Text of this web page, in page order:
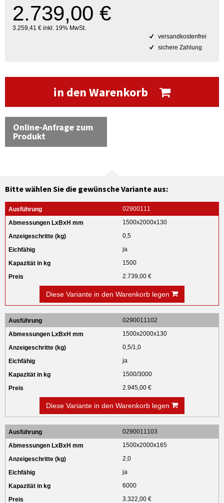
2.739,00 €
3.259,41 € inkl. 19% MwSt.
versandkostenfrei
sichere Zahlung
in den Warenkorb
Online-Anfrage zum
Produkt
Bitte wählen Sie die gewünsche Variante aus:
02900111
1500x2000x130
0,5
ja
1500
2.739,00 €
Diese Variante in den Warenkorb legen
0290011102
1500x2000x130
0,5/1,0
ja
1500/3000
2.945,00 €
Diese Variante in den Warenkorb legen
0290011103
1500x2000x165
2,0
ja
6000
3.322,00 €